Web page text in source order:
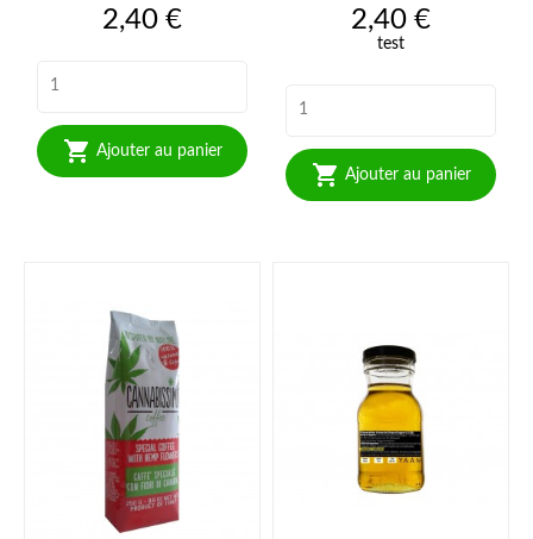
Prix
2,40 €
 Ajouter au panier
Prix
2,40 €
test
 Ajouter au panier